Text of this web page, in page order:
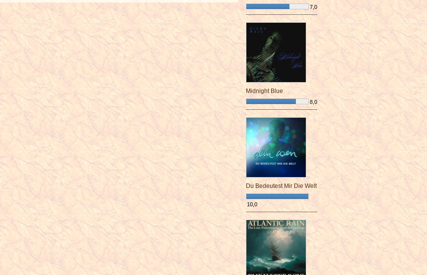
7,0
¯¯¯¯¯¯¯¯¯¯¯¯¯¯¯¯¯¯¯¯¯¯¯¯
Midnight Blue
8,0
¯¯¯¯¯¯¯¯¯¯¯¯¯¯¯¯¯¯¯¯¯¯¯¯
Du Bedeutest Mir Die Welt
10,0
¯¯¯¯¯¯¯¯¯¯¯¯¯¯¯¯¯¯¯¯¯¯¯¯